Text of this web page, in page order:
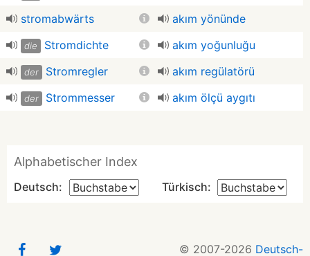
stromabwärts
akım yönünde
die Stromdichte akım yoğunluğu
der Stromregler akım regülatörü
der Strommesser akım ölçü aygıtı
Alphabetischer Index
Deutsch: Türkisch:
© 2007-2026 Deutsch-